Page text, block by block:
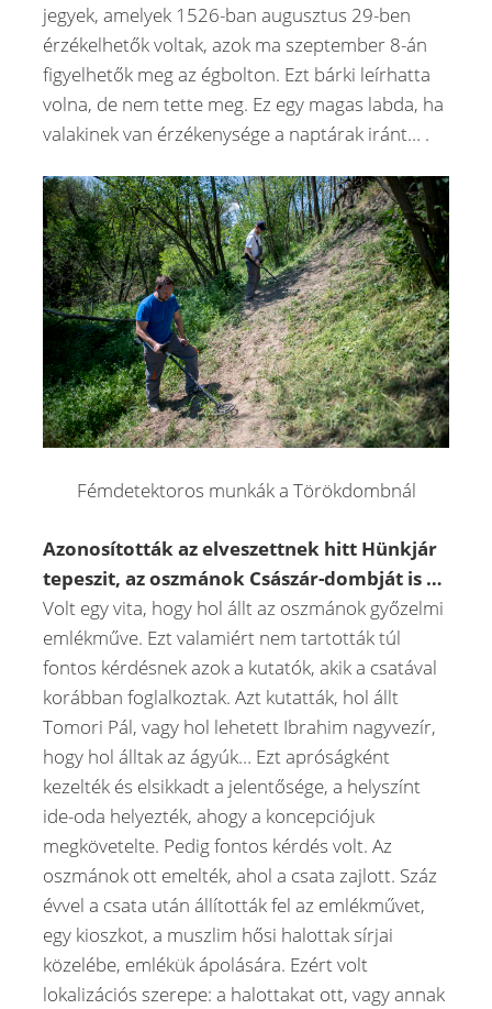
jegyek, amelyek 1526-ban augusztus 29-ben
érzékelhetők voltak, azok ma szeptember 8-án
figyelhetők meg az égbolton. Ezt bárki leírhatta
volna, de nem tette meg. Ez egy magas labda, ha
valakinek van érzékenysége a naptárak iránt… .
Fémdetektoros munkák a Törökdombnál
Azonosították az elveszettnek hitt Hünkjár
tepeszit, az oszmánok Császár-dombját is …
Volt egy vita, hogy hol állt az oszmánok győzelmi
emlékműve. Ezt valamiért nem tartották túl
fontos kérdésnek azok a kutatók, akik a csatával
korábban foglalkoztak. Azt kutatták, hol állt
Tomori Pál, vagy hol lehetett Ibrahim nagyvezír,
hogy hol álltak az ágyúk… Ezt apróságként
kezelték és elsikkadt a jelentősége, a helyszínt
ide-oda helyezték, ahogy a koncepciójuk
megkövetelte. Pedig fontos kérdés volt. Az
oszmánok ott emelték, ahol a csata zajlott. Száz
évvel a csata után állították fel az emlékművet,
egy kioszkot, a muszlim hősi halottak sírjai
közelébe, emlékük ápolására. Ezért volt
lokalizációs szerepe: a halottakat ott, vagy annak